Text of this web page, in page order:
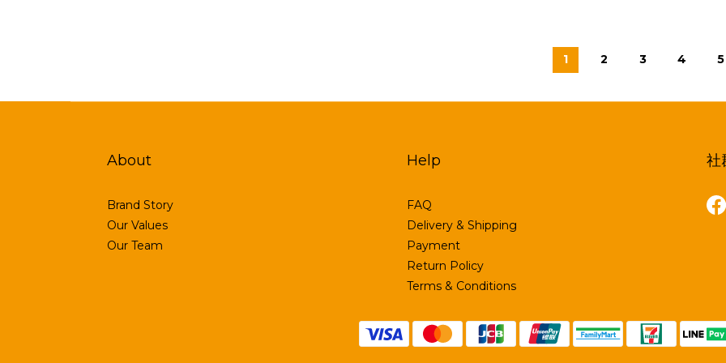
1 2 3 4 5
About
Brand Story
Our Values
Our Team
Help
FAQ
Delivery & Shipping
Payment
Return Policy
Terms & Conditions
社